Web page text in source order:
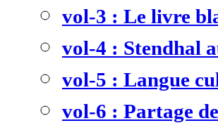
vol-3 : Le livre
vol-4 : Stendhal
vol-5 : Langue
vol-6 : Partage